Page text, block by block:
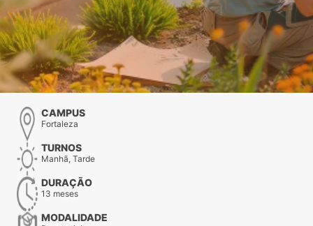
CAMPUS
Fortaleza
TURNOS
Manhã, Tarde
DURAÇÃO
13 meses
MODALIDADE